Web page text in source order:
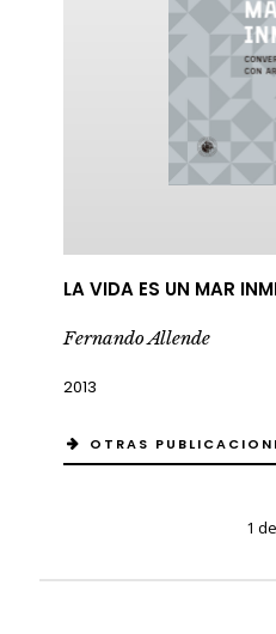
LA VIDA ES UN MAR
Fernando Allende
2013
OTRAS
1